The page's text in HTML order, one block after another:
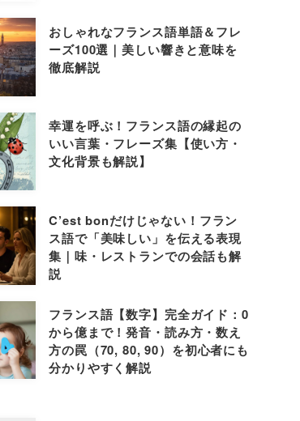
おしゃれなフランス語単語＆フレ
ーズ100選｜美しい響きと意味を
徹底解説
幸運を呼ぶ！フランス語の縁起の
いい言葉・フレーズ集【使い方・
文化背景も解説】
C’est bonだけじゃない！フラン
ス語で「美味しい」を伝える表現
集｜味・レストランでの会話も解
説
フランス語【数字】完全ガイド：0
から億まで！発音・読み方・数え
方の罠（70, 80, 90）を初心者にも
分かりやすく解説